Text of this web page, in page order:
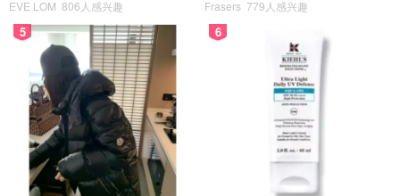
EVE LOM 806人感兴趣 Frasers 779人感兴趣
5 6